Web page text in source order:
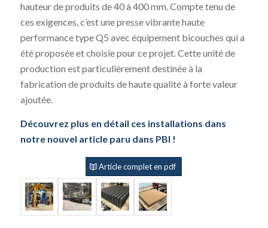
hauteur de produits de 40 à 400 mm. Compte tenu de
ces exigences, c’est une presse vibrante haute
performance type Q5 avec équipement bicouches qui a
été proposée et choisie pour ce projet. Cette unité de
production est particulièrement destinée à la
fabrication de produits de haute qualité à forte valeur
ajoutée.
Découvrez plus en détail ces installations dans
notre nouvel article paru dans PBI !
Article complet en pdf